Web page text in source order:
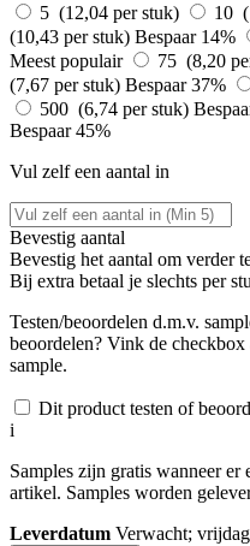
5 (12,04 per stuk)
10
(10,43 per stuk) Bespaar 14%
Meest populair
75 (8,20
(7,67 per stuk) Bespaar 37%
500 (6,74 per stuk)
Bespaar 45%
Vul zelf een aantal in
Bevestig aantal
Bevestig het aantal om verder
Bij extra betaal je slechts per
Testen/beoordelen d.m.v.
beoordelen? Vink de checkbox
sample.
Dit product testen of
i
Samples zijn gratis wanneer er
artikel. Samples worden
Leverdatum Verwacht;